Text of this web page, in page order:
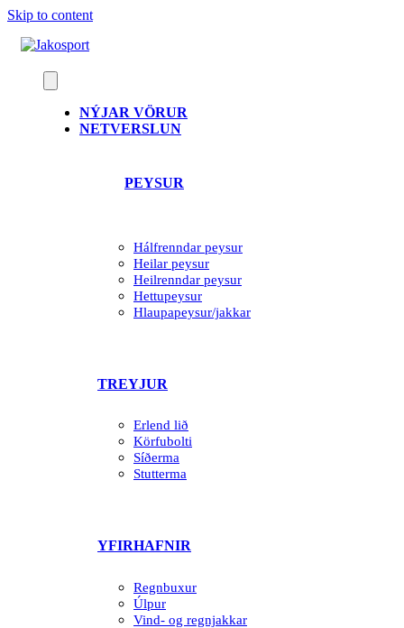
Skip to content
NÝJAR VÖRUR
NETVERSLUN
PEYSUR
Hálfrenndar peysur
Heilar peysur
Heilrenndar peysur
Hettupeysur
Hlaupapeysur/jakkar
TREYJUR
Erlend lið
Körfubolti
Síðerma
Stutterma
YFIRHAFNIR
Regnbuxur
Úlpur
Vind- og regnjakkar